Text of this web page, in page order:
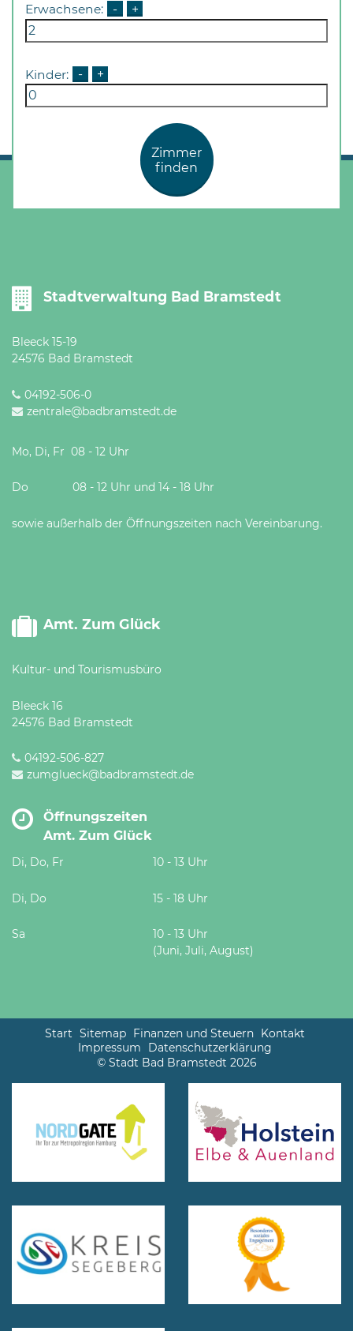
Erwachsene: - +
Kinder: - +
Zimmer
finden
Stadtverwaltung Bad Bramstedt
Bleeck 15-19
24576 Bad Bramstedt
04192-506-0
zentrale@badbramstedt.de
Mo, Di, Fr 08 - 12 Uhr
Do 08 - 12 Uhr und 14 - 18 Uhr
sowie außerhalb der Öffnungszeiten nach Vereinbarung.
Amt. Zum Glück
Kultur- und Tourismusbüro
Bleeck 16
24576 Bad Bramstedt
04192-506-827
zumglueck@badbramstedt.de
Öffnungszeiten
Amt. Zum Glück
Di, Do, Fr 10 - 13 Uhr
Di, Do 15 - 18 Uhr
Sa
10 - 13 Uhr
(Juni, Juli, August)
Start Sitemap Finanzen und Steuern Kontakt
Impressum
Datenschutzerklärung
© Stadt Bad Bramstedt 2026